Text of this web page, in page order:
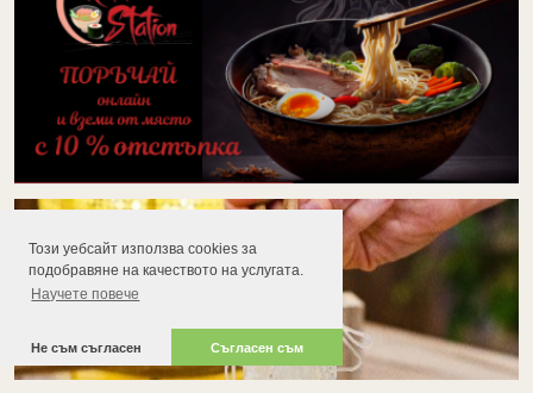
Този уебсайт използва cookies за
подобравяне на качеството на услугата.
Научете повече
Не съм съгласен Съгласен съм